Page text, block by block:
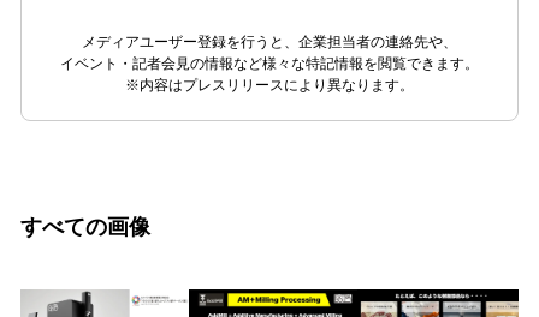
メディアユーザー登録を行うと、企業担当者の連絡先や、
イベント・記者会見の情報など様々な特記情報を閲覧できます。
※内容はプレスリリースにより異なります。
すべての画像